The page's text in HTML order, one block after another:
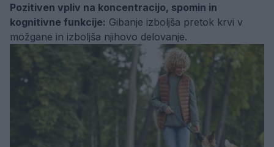
Pozitiven vpliv na koncentracijo, spomin in
kognitivne funkcije: Gibanje izboljša pretok krvi v
možgane in izboljša njihovo delovanje.